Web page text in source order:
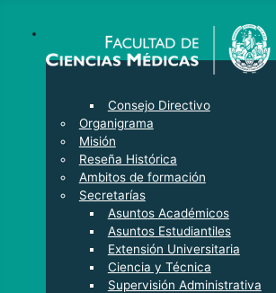
Consejo Directivo
Organigrama
Misión
Reseña Histórica
Ambitos de formación
Secretarías
Asuntos Académicos
Asuntos Estudiantiles
Extensión Universitaria
Ciencia y Técnica
Supervisión Administrativa